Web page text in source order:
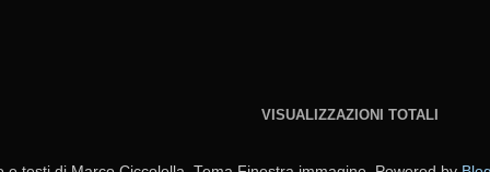
VISUALIZZAZIONI TOTALI